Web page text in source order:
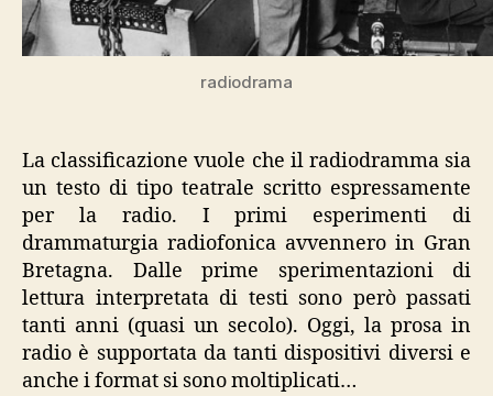
radiodrama
La classificazione vuole che il radiodramma sia
un testo di tipo teatrale scritto espressamente
per la radio. I primi esperimenti di
drammaturgia radiofonica avvennero in Gran
Bretagna. Dalle prime sperimentazioni di
lettura interpretata di testi sono però passati
tanti anni (quasi un secolo). Oggi, la prosa in
radio è supportata da tanti dispositivi diversi e
anche i format si sono moltiplicati…